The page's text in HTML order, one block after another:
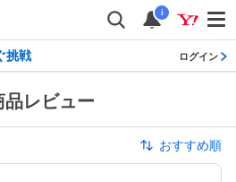
i
挑戦 ログイン
レビュー
おすすめ順